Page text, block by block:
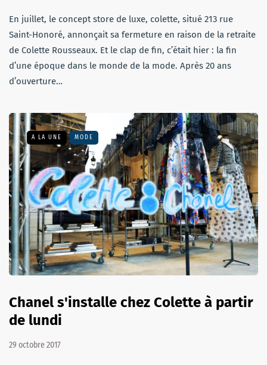
En juillet, le concept store de luxe, colette, situé 213 rue
Saint-Honoré, annonçait sa fermeture en raison de la retraite
de Colette Rousseaux. Et le clap de fin, c’était hier : la fin
d’une époque dans le monde de la mode. Après 20 ans
d’ouverture…
A LA UNE MODE
Chanel s'installe chez Colette à partir
de lundi
29 octobre 2017